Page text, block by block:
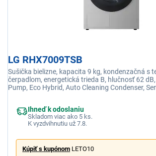
LG RHX7009TSB
Sušička bielizne, kapacita 9 kg, kondenzačná s
čerpadlom, energetická trieda B, hlučnosť 62
Pump, Eco Hybrid, Auto Cleaning Condenser,
Ihneď k odoslaniu
Skladom viac ako 5 ks.
K vyzdvihnutiu už 7.8.
Kúpiť s kupónom LETO10